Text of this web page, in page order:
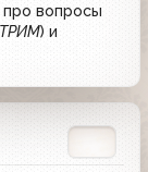
про вопросы
) и